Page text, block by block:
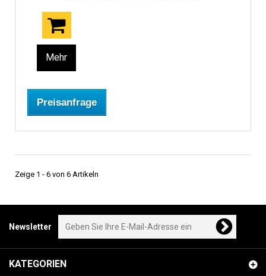
Mehr
Preisanfrage
Zeige 1 - 6 von 6 Artikeln
Newsletter
KATEGORIEN